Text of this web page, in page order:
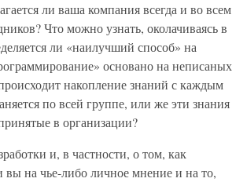
ли ваша компания всегда и во всем
Что можно узнать, околачиваясь в
ли «наилучший способ» на
основано на неписаных
накопление знаний с каждым
по всей группе, или же эти знания
в организации?
и, в частности, о том, как
вы на чье-либо личное мнение и на то,